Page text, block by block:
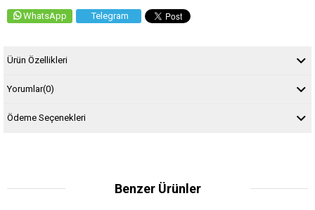
WhatsApp Telegram
Ürün Özellikleri
Yorumlar(0)
Ödeme Seçenekleri
Benzer Ürünler